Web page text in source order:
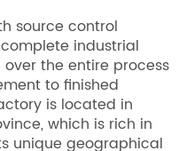
source control
industrial
the entire process
to finished
is located in
which is rich in
unique geographical